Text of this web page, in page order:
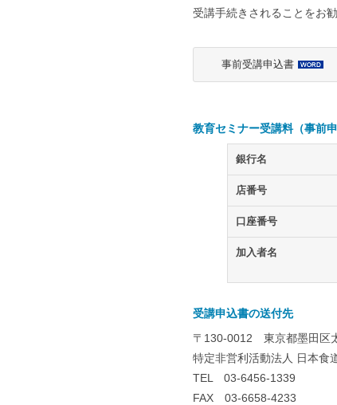
受講手続きされることをお
事前受講申込書
教育セミナー受講料（事前
銀行名
店番号
口座番号
加入者名
受講申込書の送付先
〒130-0012 東京都墨田区
特定非営利活動法人 日本
TEL 03-6456-1339
FAX 03-6658-4233